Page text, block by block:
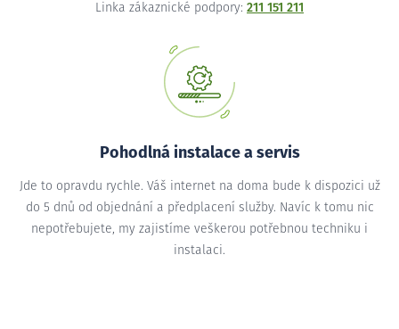
Linka zákaznické podpory: 211 151 211
Pohodlná instalace a servis
Jde to opravdu rychle. Váš internet na doma bude k dispozici už
do 5 dnů od objednání a předplacení služby. Navíc k tomu nic
nepotřebujete, my zajistíme veškerou potřebnou techniku i
instalaci.